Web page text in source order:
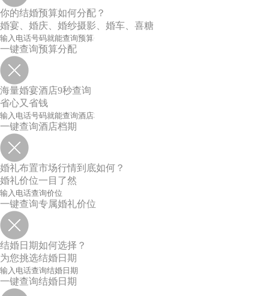
你的结婚预算如何分配？
婚宴、婚庆、婚纱摄影、婚车、喜糖
一键查询预算分配
海量婚宴酒店9秒查询
省心又省钱
一键查询酒店档期
婚礼布置市场行情到底如何？
婚礼价位一目了然
一键查询专属婚礼价位
结婚日期如何选择？
为您挑选结婚日期
一键查询结婚日期